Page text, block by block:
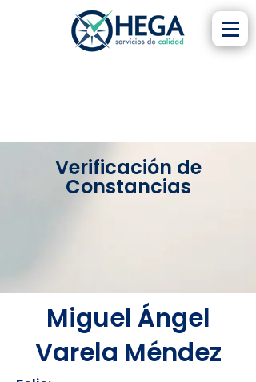
Verificación de
Constancias
Miguel Ángel
Varela Méndez